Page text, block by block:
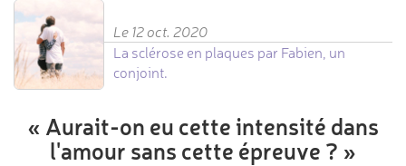
Le 12 oct. 2020
La sclérose en plaques par Fabien, un
conjoint.
« Aurait-on eu cette intensité dans
l'amour sans cette épreuve ? »